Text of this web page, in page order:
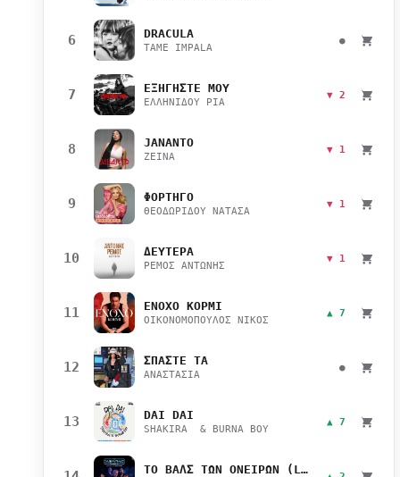
6 DRACULA
TAME IMPALA
●
7 ΕΞΗΓΗΣΤΕ ΜΟΥ
ΕΛΛΗΝΙΔΟΥ ΡΙΑ
▼ 2
8 JANANTO
ZEINA
▼ 1
9 ΦΟΡΤΗΓΟ
ΘΕΟΔΩΡΙΔΟΥ ΝΑΤΑΣΑ
▼ 1
10 ΔΕΥΤΕΡΑ
ΡΕΜΟΣ ΑΝΤΩΝΗΣ
▼ 1
11 ΕΝΟΧΟ ΚΟΡΜΙ
ΟΙΚΟΝΟΜΟΠΟΥΛΟΣ ΝΙΚΟΣ
▲ 7
12 ΣΠΑΣΤΕ ΤΑ
ΑΝΑΣΤΑΣΙΑ
●
13 DAI DAI
SHAKIRA & BURNA BOY
▲ 7
ΤΟ ΒΑΛΣ ΤΩΝ ΟΝΕΙΡΩΝ (LIVE)